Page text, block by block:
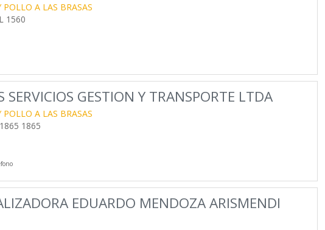
POLLO A LAS BRASAS
1560
SERVICIOS GESTION Y TRANSPORTE LTDA
POLLO A LAS BRASAS
1865
EDUARDO MENDOZA ARISMENDI